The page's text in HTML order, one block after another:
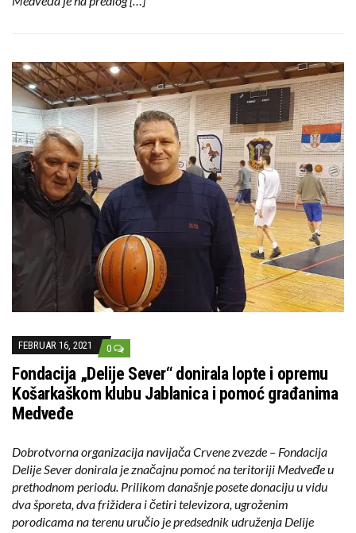
FEBRUAR 16, 2021 0
Fondacija „Delije Sever“ donirala lopte i opremu
Košarkaškom klubu Jablanica i pomoć građanima
Medveđe
Dobrotvorna organizacija navijača Crvene zvezde – Fondacija
Delije Sever donirala je značajnu pomoć na teritoriji Medveđe u
prethodnom periodu. Prilikom današnje posete donaciju u vidu
dva šporeta, dva frižidera i četiri televizora, ugroženim
porodicama na terenu uručio je predsednik udruženja Delije